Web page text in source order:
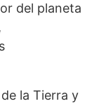
del planeta
la Tierra y